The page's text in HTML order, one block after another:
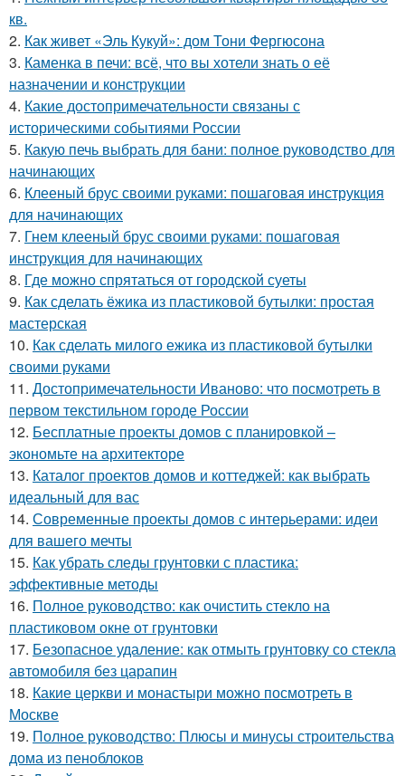
кв.
2. Как живет «Эль Кукуй»: дом Тони Фергюсона
3. Каменка в печи: всё, что вы хотели знать о её
назначении и конструкции
4. Какие достопримечательности связаны с
историческими событиями России
5. Какую печь выбрать для бани: полное руководство для
начинающих
6. Клееный брус своими руками: пошаговая инструкция
для начинающих
7. Гнем клееный брус своими руками: пошаговая
инструкция для начинающих
8. Где можно спрятаться от городской суеты
9. Как сделать ёжика из пластиковой бутылки: простая
мастерская
10. Как сделать милого ежика из пластиковой бутылки
своими руками
11. Достопримечательности Иваново: что посмотреть в
первом текстильном городе России
12. Бесплатные проекты домов с планировкой –
экономьте на архитекторе
13. Каталог проектов домов и коттеджей: как выбрать
идеальный для вас
14. Современные проекты домов с интерьерами: идеи
для вашего мечты
15. Как убрать следы грунтовки с пластика:
эффективные методы
16. Полное руководство: как очистить стекло на
пластиковом окне от грунтовки
17. Безопасное удаление: как отмыть грунтовку со стекла
автомобиля без царапин
18. Какие церкви и монастыри можно посмотреть в
Москве
19. Полное руководство: Плюсы и минусы строительства
дома из пеноблоков